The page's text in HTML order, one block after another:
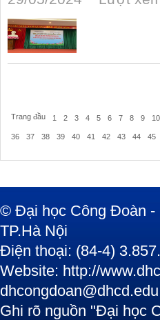
Trang đầu 1 2 3 4 5 6 7 8 9 10
36 37 38 39 40 41 42 43 44 45
© Đại học Công Đoàn -
TP.Hà Nội
Điện thoại: (84-4)
Website: http://
Ghi rõ nguồn "Đại học